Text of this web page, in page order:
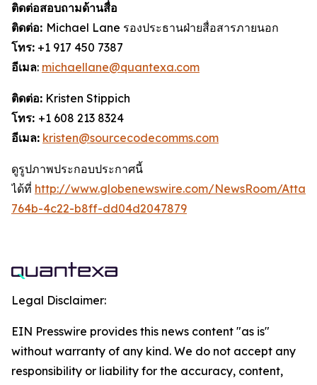
ติดต่อสอบถามด้านสื่อ
ติดต่อ: Michael Lane รองประธานฝ่ายสื่อสารภายนอก
โทร: +1 917 450 7387
อีเมล: michaellane@quantexa.com
ติดต่อ: Kristen Stippich
โทร: +1 608 213 8324
อีเมล: kristen@sourcecodecomms.com
ดูรูปภาพประกอบประกาศนี้
ได้ที่ http://www.globenewswire.com/NewsRoom/
764b-4c22-b8ff-dd04d2047879
Legal Disclaimer:
EIN Presswire provides this news content "as is"
without warranty of any kind. We do not accept any
responsibility or liability for the accuracy, content,